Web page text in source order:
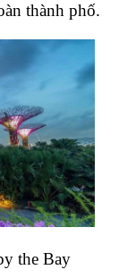
thành phố.
the Bay